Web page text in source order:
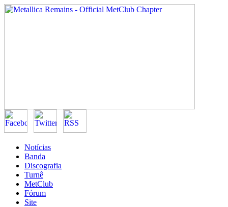
Notícias
Banda
Discografia
Turnê
MetClub
Fórum
Site